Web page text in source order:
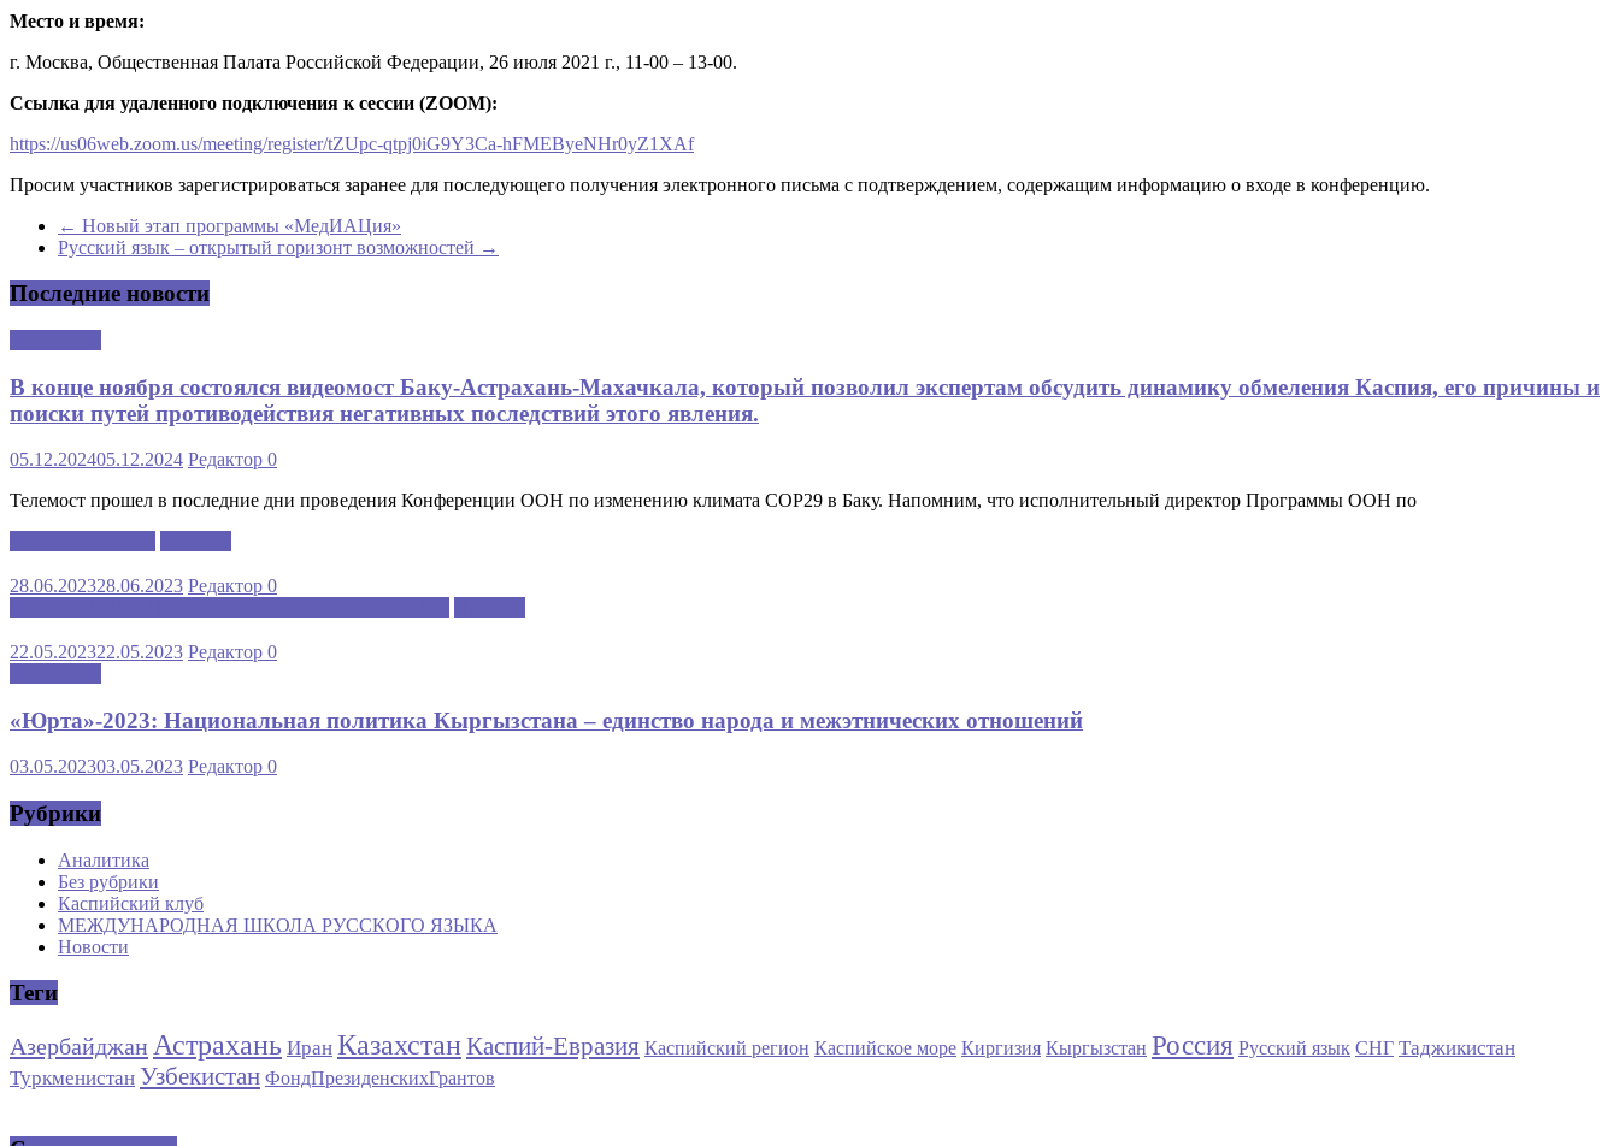
Место и время:
г. Москва, Общественная Палата Российской Федерации, 26 июля 2021 г., 11-00 – 13-00.
Ссылка для удаленного подключения к сессии (ZOOM):
https://us06web.zoom.us/meeting/register/tZUpc-qtpj0iG9Y3Ca-hFMEByeNHr0yZ1XAf
Просим участников зарегистрироваться заранее для последующего получения электронного письма с подтверждением, содержащим информацию о входе в конференцию.
← Новый этап программы «МедИАЦия»
Русский язык – открытый горизонт возможностей →
Последние новости
В конце ноября состоялся видеомост Баку-Астрахань-Махачкала, который позволил экспертам обсудить динамику обмеления Каспия, его причины и
поиски путей противодействия негативных последствий этого явления.
05.12.202405.12.2024 Редактор 0
Телемост прошел в последние дни проведения Конференции ООН по изменению климата COP29 в Баку. Напомним, что исполнительный директор Программы ООН по
28.06.202328.06.2023 Редактор 0
22.05.202322.05.2023 Редактор 0
«Юрта»-2023: Национальная политика Кыргызстана – единство народа и межэтнических отношений
03.05.202303.05.2023 Редактор 0
Рубрики
Аналитика
Без рубрики
Каспийский клуб
МЕЖДУНАРОДНАЯ ШКОЛА РУССКОГО ЯЗЫКА
Новости
Теги
Азербайджан Астрахань Иран КазахстанКаспий-Евразия Каспийский регион Каспийское море Киргизия Кыргызстан Россия Русский язык СНГ Таджикистан
Туркменистан Узбекистан ФондПрезиденскихГрантов